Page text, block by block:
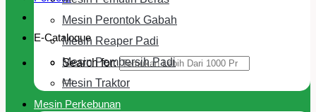
E-Cataloque
Search for:
Mesin Perontok Gabah
Mesin Reaper Padi
Mesin Pembersih Padi
Mesin Traktor
Mesin Perkebunan